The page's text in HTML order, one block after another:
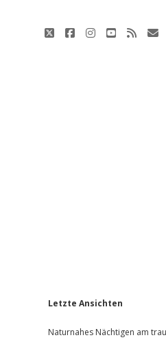
twitterfacebookinstagram
youtube
rss E-
Sidebar
Letzte Ansichten
Naturnahes Nächtigen am